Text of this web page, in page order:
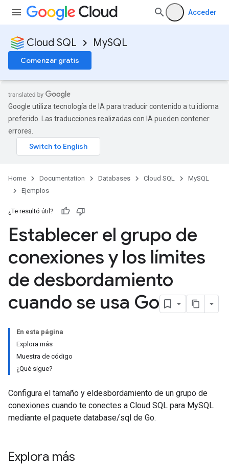
Acceder
Cloud SQL MySQL
Comenzar gratis
Google utiliza tecnología de IA para traducir contenido a tu idioma
preferido. Las traducciones realizadas con IA pueden contener
errores.
Home Documentation Databases Cloud SQL
MySQL
Ejemplos
¿Te resultó útil?
Establecer el grupo de
conexiones y los límites
de desbordamiento
cuando se usa Go
En esta página
Explora más
Muestra de código
¿Qué sigue?
Configura el tamaño y eldesbordamiento de un grupo de
conexiones cuando te conectes a Cloud SQL para MySQL
mediante el paquete database/sql de Go.
Explora más